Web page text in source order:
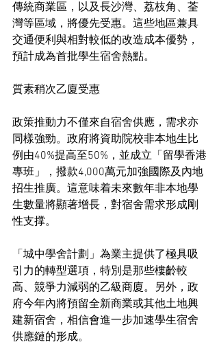
傳統商業區，以及長沙灣、荔枝角、荃
灣等區域，將優先受惠。這些地區兼具
交通便利與相對較低的改造成本優勢，
預計成為首批學生宿舍熱點。
質素稍次乙廈受惠
政策推動力不僅來自宿舍供應，需求亦
同樣強勁。政府將資助院校非本地生比
例由40%提高至50%，並成立「留學香港
專班」，撥款4,000萬元加強國際及內地
招生推廣。這意味着未來數年非本地學
生數量將顯著增長，對宿舍需求形成剛
性支撑。
「城中學舍計劃」為業主提供了極具吸
引力的轉型選項，特別是那些樓齡較
高、競爭力減弱的乙級商廈。另外，政
府今年內將預留全新商業或其他土地興
建新宿舍，相信會進一步加速學生宿舍
供應鏈的形成。